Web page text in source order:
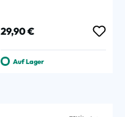
Regulärer Preis:
29,90 €
Auf Lager